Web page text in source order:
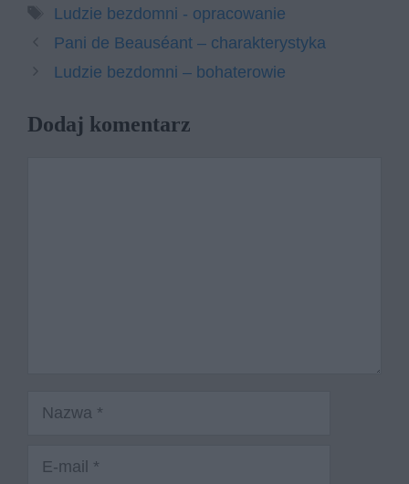
Tagi
Ludzie bezdomni - opracowanie
Pani de Beauséant – charakterystyka
Ludzie bezdomni – bohaterowie
Dodaj komentarz
Nazwa